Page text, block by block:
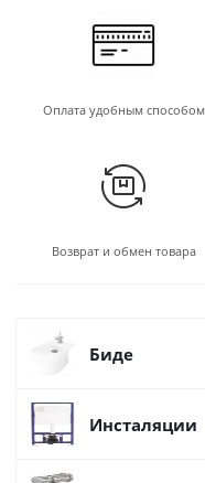
Оплата удобным способом
Возврат и обмен товара
Биде
Инсталяции